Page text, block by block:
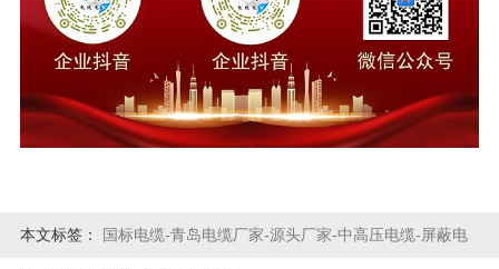
本文标签： 国标电缆-青岛电缆厂家-源头厂家-中高压电缆-屏蔽电